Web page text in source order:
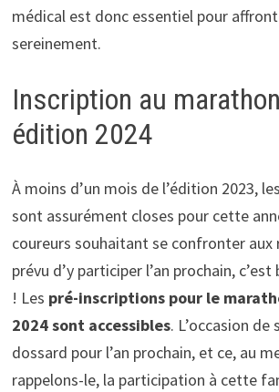
médical est donc essentiel pour
sereinement.
Inscription au
édition 2024
À moins d’un mois de l’édition 2023,
sont assurément closes pour cette
coureurs souhaitant se confronter aux
prévu d’y participer l’an prochain,
! Les pré-inscriptions pour le
2024 sont accessibles. L’occasion de
dossard pour l’an prochain, et ce, au
rappelons-le, la participation à cette